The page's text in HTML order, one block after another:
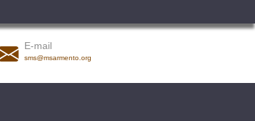
E-mail
sms@msarmento.org